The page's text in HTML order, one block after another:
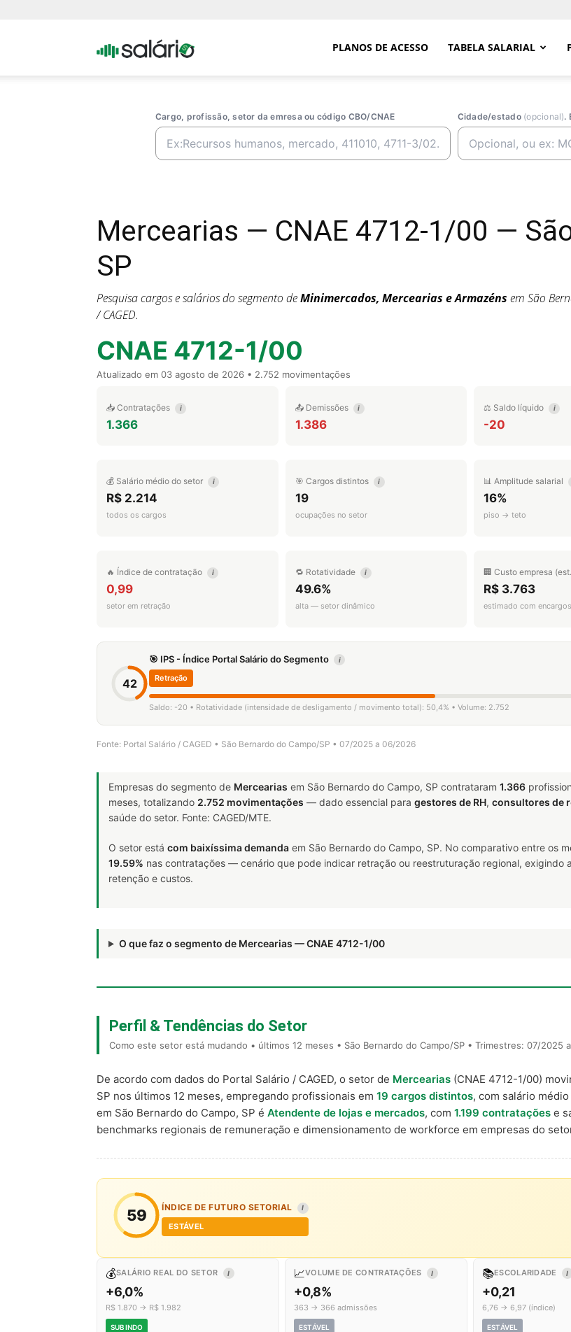
Portal PLANOS DE ACESSO TABELA SALARIAL
Cargo, profissão, setor da emresa ou código CBO/CNAE Cidade/estado (opcional).
Mercearias — CNAE 4712-1/00 —
SP
Pesquisa cargos e salários do segmento deMinimercados, Mercearias e Armazéns em São
/ CAGED.
CNAE 4712-1/00
Atualizado em 03 agosto de 2026 • 2.752 movimentações
📥 Contratações i
1.366
📤 Demissões i
1.386
⚖️ Saldo líquido i
-20
💰 Salário médio do setor i
R$ 2.214
todos os cargos
🎯 Cargos distintos i
19
ocupações no setor
📊 Amplitude salarial
16%
piso → teto
🔥 Índice de contratação i
0,99
setor em retração
🔁 Rotatividade i
49.6%
alta — setor dinâmico
🏢 Custo empresa
R$ 3.763
estimado com encargos
42
🎯 IPS - Índice Portal Salário do Segmento i
Retração
Saldo: -20 • Rotatividade (intensidade de desligamento / movimento total): 50,4% • Volume: 2.752
Fonte: Portal Salário / CAGED • São Bernardo do Campo/SP • 07/2025 a 06/2026
Empresas do segmento de Mercearias em São Bernardo do Campo, SP contrataram 1.366
meses, totalizando 2.752 movimentações — dado essencial para gestores de RH, consultores de
saúde do setor. Fonte: CAGED/MTE.
O setor está com baixíssima demanda em São Bernardo do Campo, SP. No comparativo entre os
19.59% nas contratações — cenário que pode indicar retração ou reestruturação regional, exigindo
retenção e custos.
O que faz o segmento de Mercearias — CNAE 4712-1/00
Perfil & Tendências do Setor
Como este setor está mudando • últimos 12 meses • São Bernardo do Campo/SP • Trimestres: 07/2025
De acordo com dados do Portal Salário / CAGED, o setor de Mercearias (CNAE 4712-1/00)
SP nos últimos 12 meses, empregando profissionais em 19 cargos distintos, com salário
em São Bernardo do Campo, SP é Atendente de lojas e mercados, com 1.199 contratações e
benchmarks regionais de remuneração e dimensionamento de workforce em empresas do
59 ÍNDICE DE FUTURO SETORIAL I
ESTÁVEL
💰SALÁRIO REAL DO SETOR I
+6,0%
R$ 1.870 → R$ 1.982
SUBINDO
📈VOLUME DE CONTRATAÇÕES I
+0,8%
363 → 366 admissões
ESTÁVEL
📚ESCOLARIDADE I
+0,21
6,76 → 6,97 (índice)
ESTÁVEL